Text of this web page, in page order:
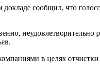
сообщил, что
в целях